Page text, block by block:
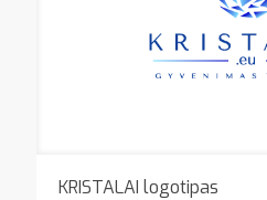
KRISTALAI logotipas